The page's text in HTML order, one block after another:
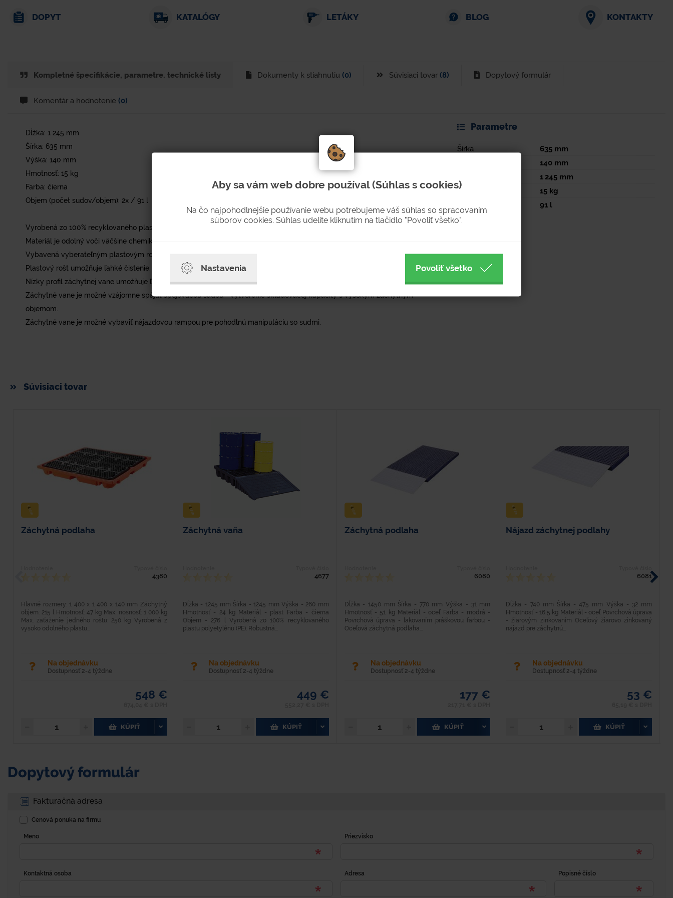
DOPYT KATALÓGY LETÁKY BLOG KONTAKTY
Kompletné špecifikácie, parametre. technické listy Dokumenty k stiahnutiu (0) Súvisiaci tovar (8) Dopytový formulár
Komentár a hodnotenie (0)
Dĺžka: 1 245 mm
Šírka: 635 mm
Výška: 140 mm
Hmotnosť: 15 kg
Farba: čierna
Objem (počet sudov/objem): 2x / 91 l
Vyrobená zo 100% recyklovaného plastu polyetylénu (PE).
Materiál je odolný voči väčšine chemikálií.
Vybavená vyberateľným plastovým roštom s vysokou odolnosťou.
Plastový rošt umožňuje ľahké čistenie.
Nízky profil záchytnej vane umožňuje ľahkú manipuláciu so sudmi do objemu 220 l.
Záchytné vane je možné vzájomne spájať spojovacou sadou - vytvorenie skladovacej kapacity s vysokým záchytným
objemom.
Záchytné vane je možné vybaviť nájazdovou rampou pre pohodlnú manipuláciu so sudmi.
Parametre
Šírka 635 mm
140 mm
1 245 mm
Hmotnosť
15 kg
91 l
Súvisiaci tovar
Záchytná podlaha
4380
Hlavné rozmery: 1 400 x 1 400 x 140 mm Záchytný
objem: 215 l Hmotnosť: 47 kg Max. nosnosť: 1 000 kg
Max. zaťaženie jedného roštu: 250 kg Vyrobená z
vysoko odolného plastu...
Na objednávku
Dostupnosť 2-4 týždne
548 €
KÚPIŤ
Záchytná vaňa
4677
Dĺžka - 1245 mm Šírka - 1245 mm Výška - 260 mm
Hmotnosť - 24 kg Materiál - plast Farba - čierna
Objem - 276 l Vyrobená zo 100% recyklovaného
plastu polyetylénu (PE). Robustná...
Na objednávku
Dostupnosť 2-4 týždne
449 €
KÚPIŤ
Záchytná podlaha
6080
Dĺžka - 1450 mm Šírka - 770 mm Výška - 31 mm
Hmotnosť - 51 kg Materiál - oceľ Farba - modrá -
Povrchová úprava - lakovaním práškovou farbou -
Oceľová záchytná podlaha...
Na objednávku
Dostupnosť 2-4 týždne
177 €
KÚPIŤ
Nájazd záchytnej podlahy
6081
Dĺžka - 740 mm Šírka - 475 mm Výška - 32 mm
Hmotnosť - 16,5 kg Materiál - oceľ Povrchová úprava
- žiarovým zinkovaním Oceľový žiarovo zinkovaný
nájazd pre záchytnú...
Na objednávku
Dostupnosť 2-4 týždne
53 €
KÚPIŤ
Dopytový formulár
Fakturačná adresa
Cenová ponuka na firmu
Meno Priezvisko
Kontaktná osoba Adresa Popisné číslo
Aby sa vám web dobre používal (Súhlas s cookies)
Na čo najpohodlnejšie používanie webu potrebujeme váš súhlas so spracovaním
súborov cookies. Súhlas udelíte kliknutím na tlačidlo "Povoliť všetko".
Nastavenia Povoliť všetko